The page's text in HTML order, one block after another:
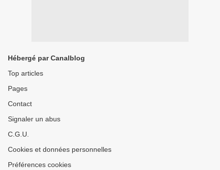
Hébergé par Canalblog
Top articles
Pages
Contact
Signaler un abus
C.G.U.
Cookies et données personnelles
Préférences cookies